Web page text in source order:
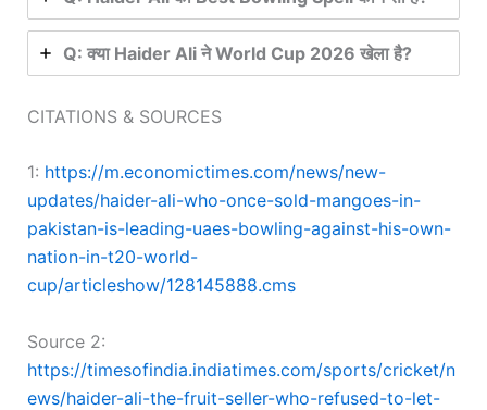
Q: क्या Haider Ali ने World Cup 2026 खेला है?
CITATIONS & SOURCES
1: https://m.economictimes.com/news/new-
updates/haider-ali-who-once-sold-mangoes-in-
pakistan-is-leading-uaes-bowling-against-his-own-
nation-in-t20-world-
cup/articleshow/128145888.cms
Source 2:
https://timesofindia.indiatimes.com/sports/cricket/n
ews/haider-ali-the-fruit-seller-who-refused-to-let-